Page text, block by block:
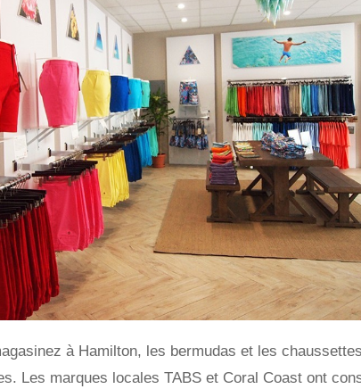
à Hamilton, les bermudas et les
Les marques locales TABS et Coral Coast ont